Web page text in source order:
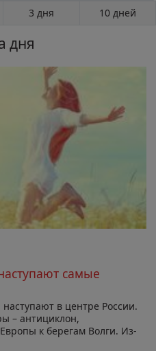
3 дня 10 дней
дня
самые
в центре России.
– антициклон,
к берегам Волги. Из-